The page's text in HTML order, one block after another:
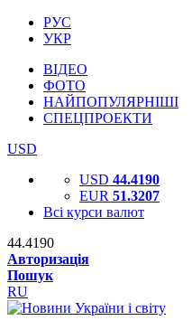
РУС
УКР
ВІДЕО
ФОТО
НАЙПОПУЛЯРНІШІ
СПЕЦПРОЕКТИ
USD
USD 44.4190
EUR 51.3207
Всі курси валют
44.4190
Авторизація
Пошук
RU